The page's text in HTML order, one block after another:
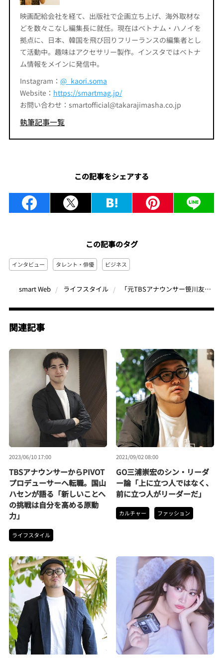
映画配給会社を経て、出版社で企画立ち上げ、海外取材な
どを数々こなし編集長に就任。現在はベトナム・ハノイを
拠点に、日本、韓国を飛び回りフリーランスの編集者とし
て活動中。趣味はアクセサリー製作。インスタではベトナ
ム情報をメインに発信中。
Instagram： @_kaori.soma
Website： https://smartmag.jp/
お問い合わせ：smartofficial@takarajimasha.co.jp
執筆記事一覧
この記事をシェアする
この記事のタグ
インタビュー タレント・俳優 ビジネス
smart Web ライフスタイル 「元TBSアナウンサー笹川友里が語る“人生を好転させる方法”」15%の前向きさで変われる！メソッドを説いた書籍を発売
関連記事
2023/06/10 17:00
TBSアナウンサーからPIVOT
プロデューサーへ転職。国山
ハセンが語る「新しいことへ
の挑戦は自分を高める原動
力」
ライフスタイル
2021/09/02 08:00
GO三浦崇宏のシン・リーダ
ー論「上に立つ人ではなく、
前に立つ人がリーダーだ」
カルチャー ファッション